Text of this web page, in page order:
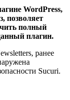
WordPress,
позволяет
полный
плагин.
ранее
Sucuri.